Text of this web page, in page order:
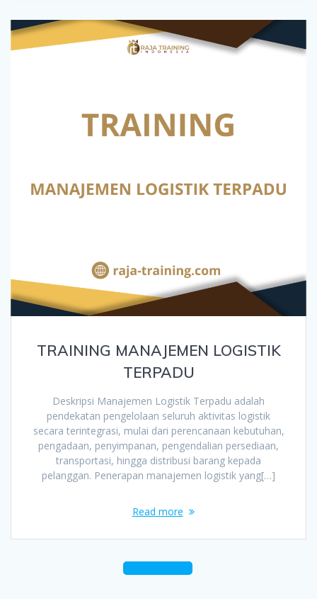
TRAINING MANAJEMEN LOGISTIK
TERPADU
Deskripsi Manajemen Logistik Terpadu adalah
pendekatan pengelolaan seluruh aktivitas logistik
secara terintegrasi, mulai dari perencanaan kebutuhan,
pengadaan, penyimpanan, pengendalian persediaan,
transportasi, hingga distribusi barang kepada
pelanggan. Penerapan manajemen logistik yang[…]
Read more